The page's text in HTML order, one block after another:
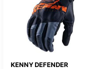
KENNY DEFENDER